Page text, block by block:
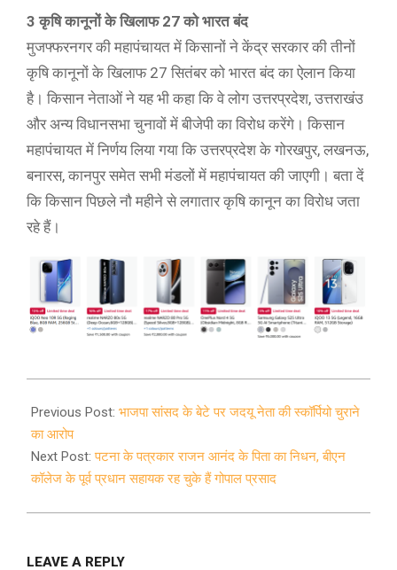
3 कृषि कानूनों के खिलाफ 27 को भारत बंद
मुजफ्फरनगर की महापंचायत में किसानों ने केंद्र सरकार की तीनों
कृषि कानूनों के खिलाफ 27 सितंबर को भारत बंद का ऐलान किया
है। किसान नेताओं ने यह भी कहा कि वे लोग उत्तरप्रदेश, उत्तराखंउ
और अन्य विधानसभा चुनावों में बीजेपी का विरोध करेंगे। किसान
महापंचायत में निर्णय लिया गया कि उत्तरप्रदेश के गोरखपुर, लखनऊ,
बनारस, कानपुर समेत सभी मंडलों में महापंचायत की जाएगी। बता दें
कि किसान पिछले नौ महीने से लगातार कृषि कानून का विरोध जता
रहे हैं।
09-
06
Previous Post: भाजपा सांसद के बेटे पर जदयू नेता की स्कॉर्पियो चुराने
का आरोप
Next Post:पटना के पत्रकार राजन आनंद के पिता का निधन, बीएन
कॉलेज के पूर्व प्रधान सहायक रह चुके हैं गोपाल प्रसाद
LEAVE A REPLY